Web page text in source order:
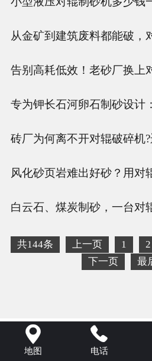
共144条 上一页 1 2
下一页
最

地图

电话